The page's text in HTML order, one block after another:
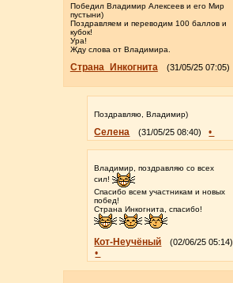
Победил Владимир Алексеев и его Мир
пустыни)
Поздравляем и переводим 100 баллов и
кубок!
Ура!
Жду слова от Владимира.
Страна_Инкогнита (31/05/25 07:05)
Поздравляю, Владимир)
Селена (31/05/25 08:40) •
Владимир, поздравляю со всех
сил!
Спасибо всем участникам и новых
побед!
Страна Инкогнита, спасибо!
Кот-Неучёный (02/06/25 05:14)
•